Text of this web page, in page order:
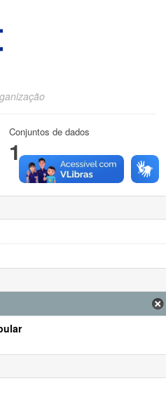
Conjuntos de dados
1